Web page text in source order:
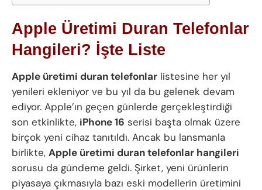
Apple Üretimi Duran Telefonlar
Hangileri? İşte Liste
Apple üretimi duran telefonlar listesine her yıl
yenileri ekleniyor ve bu yıl da bu gelenek devam
ediyor. Apple’ın geçen günlerde gerçekleştirdiği
son etkinlikte, iPhone 16 serisi başta olmak üzere
birçok yeni cihaz tanıtıldı. Ancak bu lansmanla
birlikte, Apple üretimi duran telefonlar hangileri
sorusu da gündeme geldi. Şirket, yeni ürünlerin
piyasaya çıkmasıyla bazı eski modellerin üretimini